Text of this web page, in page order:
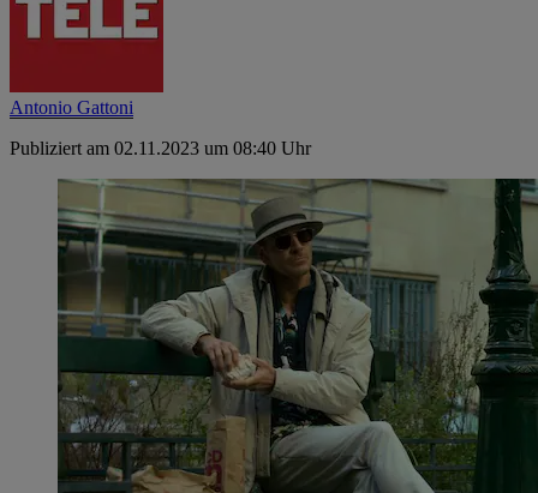
Antonio Gattoni
Publiziert am 02.11.2023 um 08:40 Uhr